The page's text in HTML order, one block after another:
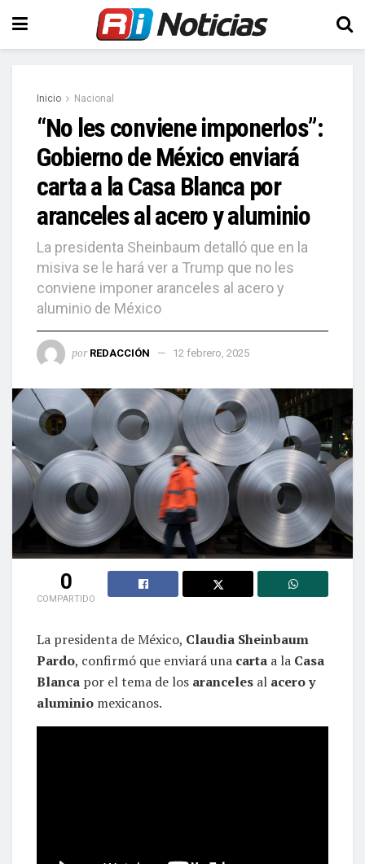
Inicio Nacional
“No les conviene imponerlos”:
Gobierno de México enviará
carta a la Casa Blanca por
aranceles al acero y aluminio
La presidenta Sheinbaum detalló que en la
misiva se le hará ver a Trump que no les
conviene imponer aranceles al acero y
aluminio de México
por REDACCIÓN 12 febrero, 2025
0
COMPARTIDO
La presidenta de México, Claudia Sheinbaum
Pardo, confirmó que enviará una carta a la Casa
Blanca por el tema de los aranceles al acero y
aluminio mexicanos.